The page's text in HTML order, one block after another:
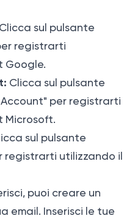
Clicca sul pulsante
registrarti
Google.
Clicca sul pulsante
per registrarti
Microsoft.
sul pulsante
registrarti utilizzando il
puoi creare un
email. Inserisci le tue